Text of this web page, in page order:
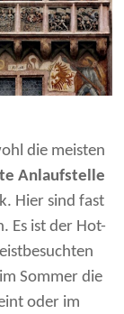
die meisten
Anlaufstelle
Hier sind fast
Es ist der Hot-
Sommer die
oder im